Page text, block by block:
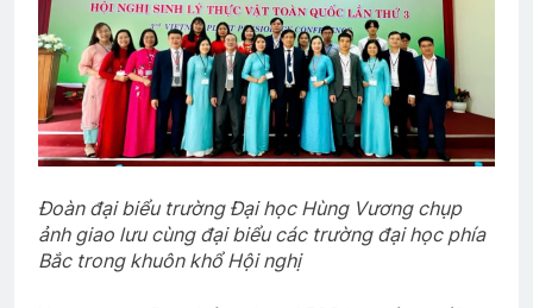
Đoàn đại biểu trường Đại học Hùng Vương chụp
ảnh giao lưu cùng đại biểu các trường đại học phía
Bắc trong khuôn khổ Hội nghị